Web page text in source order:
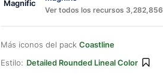
Ver todos los recursos 3,282,856
Más iconos del pack Coastline
Estilo: Detailed Rounded Lineal Color